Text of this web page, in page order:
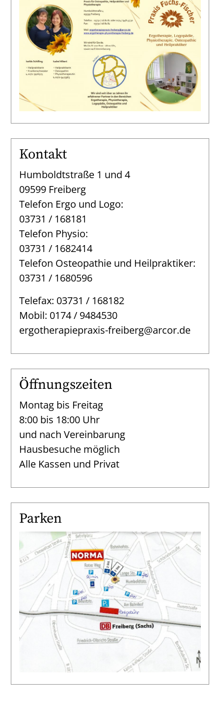
Kontakt
Humboldtstraße 1 und 4
09599 Freiberg
Telefon Ergo und Logo:
03731 / 168181
Telefon Physio:
03731 / 1682414
Telefon Osteopathie und Heilpraktiker:
03731 / 1680596
Telefax: 03731 / 168182
Mobil: 0174 / 9484530
ergotherapiepraxis-freiberg@arcor.de
Öffnungszeiten
Montag bis Freitag
8:00 bis 18:00 Uhr
und nach Vereinbarung
Hausbesuche möglich
Alle Kassen und Privat
Parken